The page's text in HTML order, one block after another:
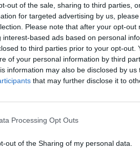
out of the sale, sharing to third parties,
for targeted advertising by us,
Please note that after your opt-out
interest-based ads based on personal
to third parties prior to your opt-out.
of your personal information by third
information may also be disclosed by
that may further disclose it to
Processing Opt Outs
out of the Sharing of my personal data.
Página inicial